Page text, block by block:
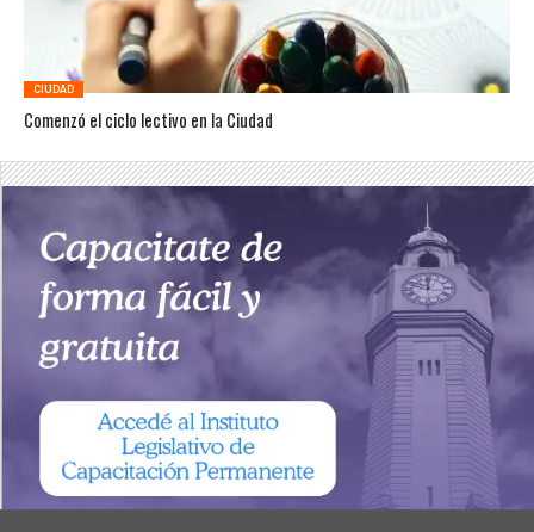
CIUDAD
Comenzó el ciclo lectivo en la Ciudad